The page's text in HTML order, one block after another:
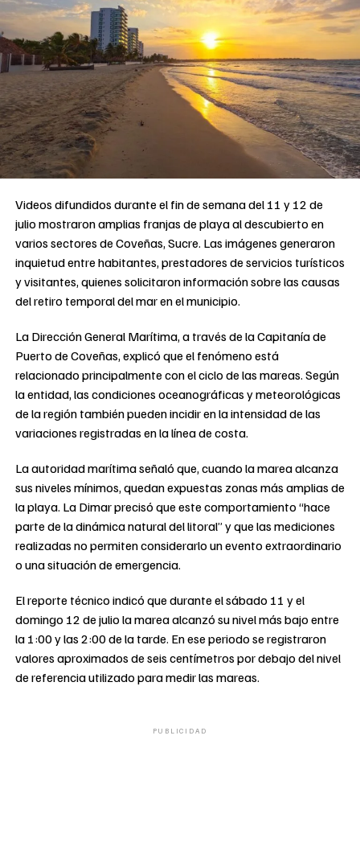
Videos difundidos durante el fin de semana del 11 y 12 de
julio mostraron amplias franjas de playa al descubierto en
varios sectores de Coveñas, Sucre. Las imágenes generaron
inquietud entre habitantes, prestadores de servicios turísticos
y visitantes, quienes solicitaron información sobre las causas
del retiro temporal del mar en el municipio.
La Dirección General Marítima, a través de la Capitanía de
Puerto de Coveñas, explicó que el fenómeno está
relacionado principalmente con el ciclo de las mareas. Según
la entidad, las condiciones oceanográficas y meteorológicas
de la región también pueden incidir en la intensidad de las
variaciones registradas en la línea de costa.
La autoridad marítima señaló que, cuando la marea alcanza
sus niveles mínimos, quedan expuestas zonas más amplias de
la playa. La Dimar precisó que este comportamiento “hace
parte de la dinámica natural del litoral” y que las mediciones
realizadas no permiten considerarlo un evento extraordinario
o una situación de emergencia.
El reporte técnico indicó que durante el sábado 11 y el
domingo 12 de julio la marea alcanzó su nivel más bajo entre
la 1:00 y las 2:00 de la tarde. En ese periodo se registraron
valores aproximados de seis centímetros por debajo del nivel
de referencia utilizado para medir las mareas.
PUBLICIDAD